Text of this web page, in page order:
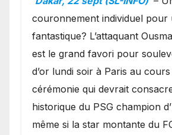
couronnement individuel pour
fantastique? L’attaquant
est le grand favori pour
d’or lundi soir à Paris au cours
cérémonie qui devrait
historique du PSG champion
même si la star montante du